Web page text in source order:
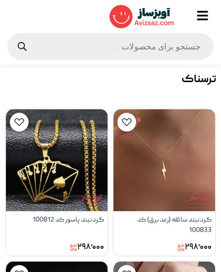
ترسناک
گردنبند سائقه (رعد برق) کد
100833
۲۹۸٬۰۰۰
گردنبند پاسور کد 100812
۲۹۸٬۰۰۰